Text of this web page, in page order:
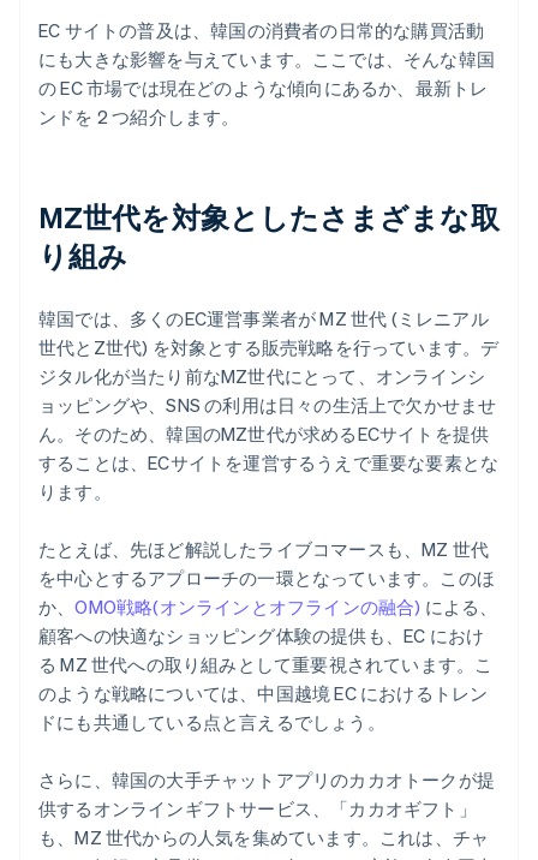
EC サイトの普及は、韓国の消費者の日常的な購買活動
にも大きな影響を与えています。ここでは、そんな韓国
の EC 市場では現在どのような傾向にあるか、最新トレ
ンドを 2 つ紹介します。
MZ世代を対象としたさまざまな取
り組み
韓国では、多くのEC運営事業者が MZ 世代 (ミレニアル
世代とZ世代) を対象とする販売戦略を行っています。デ
ジタル化が当たり前なMZ世代にとって、オンラインシ
ョッピングや、SNS の利用は日々の生活上で欠かせませ
ん。そのため、韓国のMZ世代が求めるECサイトを提供
することは、ECサイトを運営するうえで重要な要素とな
ります。
たとえば、先ほど解説したライブコマースも、MZ 世代
を中心とするアプローチの一環となっています。このほ
か、OMO戦略(オンラインとオフラインの融合) による、
顧客への快適なショッピング体験の提供も、EC におけ
る MZ 世代への取り組みとして重要視されています。こ
のような戦略については、中国越境 EC におけるトレン
ドにも共通している点と言えるでしょう。
さらに、韓国の大手チャットアプリのカカオトークが提
供するオンラインギフトサービス、「カカオギフト」
も、MZ 世代からの人気を集めています。これは、チャ